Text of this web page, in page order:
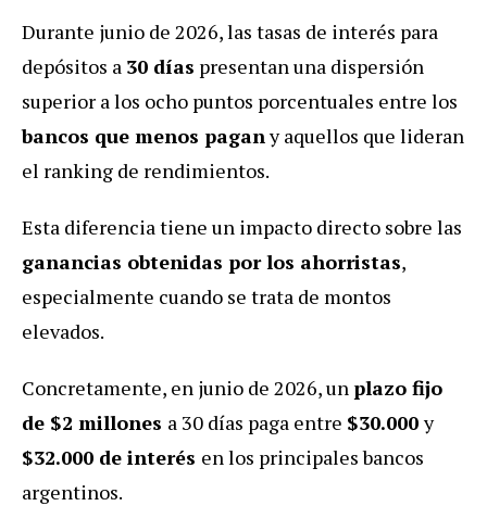
Durante junio de 2026, las tasas de interés para
depósitos a 30 días presentan una dispersión
superior a los ocho puntos porcentuales entre los
bancos que menos pagany aquellos que lideran
el ranking de rendimientos.
Esta diferencia tiene un impacto directo sobre las
ganancias obtenidas por los ahorristas,
especialmente cuando se trata de montos
elevados.
Concretamente, en junio de 2026, unplazo fijo
de $2 millones a 30 días paga entre $30.000y
$32.000 de interés en los principales bancos
argentinos.